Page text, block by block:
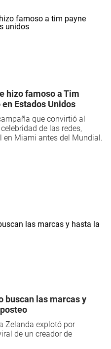
hizo famoso a Tim
Estados Unidos
que convirtió al
de las redes,
en Miami antes del Mundial.
buscan las marcas y
Zelanda explotó por
de un creador de